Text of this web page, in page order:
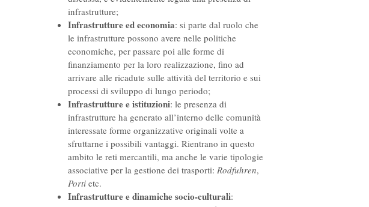
infrastrutture;
Infrastrutture ed economia: si parte dal ruolo che
le infrastrutture possono avere nelle politiche
economiche, per passare poi alle forme di
finanziamento per la loro realizzazione, fino ad
arrivare alle ricadute sulle attività del territorio e sui
processi di sviluppo di lungo periodo;
Infrastrutture e istituzioni: le presenza di
infrastrutture ha generato all’interno delle comunità
interessate forme organizzative originali volte a
sfruttarne i possibili vantaggi. Rientrano in questo
ambito le reti mercantili, ma anche le varie tipologie
associative per la gestione dei trasporti: Rodfuhren,
Porti etc.
Infrastrutture e dinamiche socio-culturali: